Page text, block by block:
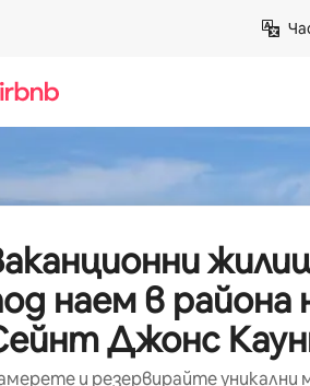
наем в района
Джонс
и резервирайте уникални